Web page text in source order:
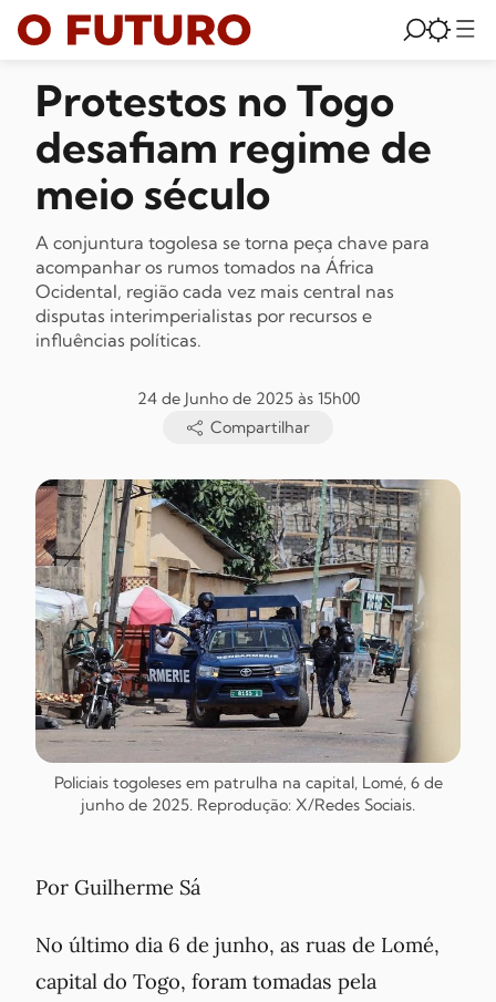
Protestos no Togo
desafiam regime de
meio século
A conjuntura togolesa se torna peça chave para
acompanhar os rumos tomados na África
Ocidental, região cada vez mais central nas
disputas interimperialistas por recursos e
influências políticas.
24 de Junho de 2025 às 15h00
Compartilhar
Policiais togoleses em patrulha na capital, Lomé, 6 de
junho de 2025. Reprodução: X/Redes Sociais.
Por Guilherme Sá
No último dia 6 de junho, as ruas de Lomé,
capital do Togo, foram tomadas pela